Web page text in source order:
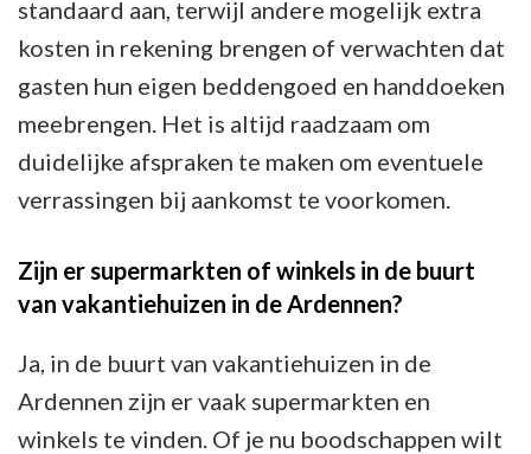
standaard aan, terwijl andere mogelijk extra
kosten in rekening brengen of verwachten dat
gasten hun eigen beddengoed en handdoeken
meebrengen. Het is altijd raadzaam om
duidelijke afspraken te maken om eventuele
verrassingen bij aankomst te voorkomen.
Zijn er supermarkten of winkels in de buurt
van vakantiehuizen in de Ardennen?
Ja, in de buurt van vakantiehuizen in de
Ardennen zijn er vaak supermarkten en
winkels te vinden. Of je nu boodschappen wilt